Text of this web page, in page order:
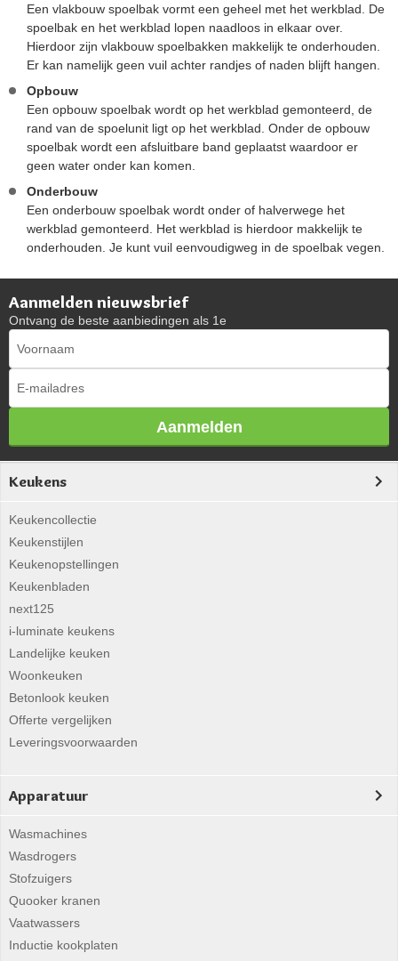
Een vlakbouw spoelbak vormt een geheel met het werkblad. De
spoelbak en het werkblad lopen naadloos in elkaar over.
Hierdoor zijn vlakbouw spoelbakken makkelijk te onderhouden.
Er kan namelijk geen vuil achter randjes of naden blijft hangen.
Opbouw
Een opbouw spoelbak wordt op het werkblad gemonteerd, de
rand van de spoelunit ligt op het werkblad. Onder de opbouw
spoelbak wordt een afsluitbare band geplaatst waardoor er
geen water onder kan komen.
Onderbouw
Een onderbouw spoelbak wordt onder of halverwege het
werkblad gemonteerd. Het werkblad is hierdoor makkelijk te
onderhouden. Je kunt vuil eenvoudigweg in de spoelbak vegen.
Aanmelden nieuwsbrief
Ontvang de beste aanbiedingen als 1e
Aanmelden
Keukens
Keukencollectie
Keukenstijlen
Keukenopstellingen
Keukenbladen
next125
i-luminate keukens
Landelijke keuken
Woonkeuken
Betonlook keuken
Offerte vergelijken
Leveringsvoorwaarden
Apparatuur
Wasmachines
Wasdrogers
Stofzuigers
Quooker kranen
Vaatwassers
Inductie kookplaten